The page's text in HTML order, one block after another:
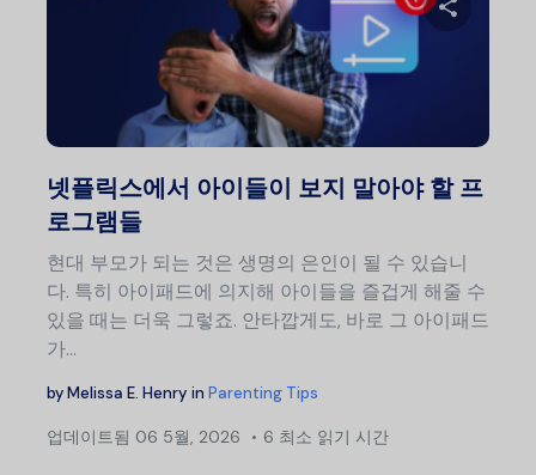
넷플릭스에서 아이들이 보지 말아야 할 프
로그램들
현대 부모가 되는 것은 생명의 은인이 될 수 있습니
다. 특히 아이패드에 의지해 아이들을 즐겁게 해줄 수
있을 때는 더욱 그렇죠. 안타깝게도, 바로 그 아이패드
가…
byMelissa E. Henry in Parenting Tips
업데이트됨 06 5월, 2026 6 최소 읽기 시간